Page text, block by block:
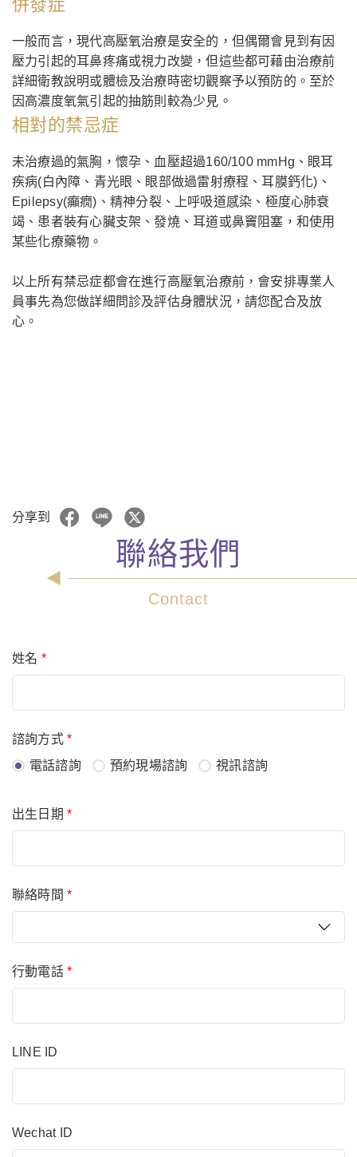
併發症
一般而言，現代高壓氧治療是安全的，但偶爾會見到有因
壓力引起的耳鼻疼痛或視力改變，但這些都可藉由治療前
詳細衛教說明或體檢及治療時密切觀察予以預防的。至於
因高濃度氧氣引起的抽筋則較為少見。
相對的禁忌症
未治療過的氣胸，懷孕、血壓超過160/100 mmHg、眼耳
疾病(白內障、青光眼、眼部做過雷射療程、耳膜鈣化)、
Epilepsy(癲癇)、精神分裂、上呼吸道感染、極度心肺衰
竭、患者裝有心臟支架、發燒、耳道或鼻竇阻塞，和使用
某些化療藥物。
以上所有禁忌症都會在進行高壓氧治療前，會安排專業人
員事先為您做詳細問診及評估身體狀況，請您配合及放
心。
分享到
聯絡我們
Contact
姓名 *
諮詢方式*
電話諮詢
預約現場諮詢 視訊諮詢
出生日期*
聯絡時間*
行動電話*
LINE ID
Wechat ID